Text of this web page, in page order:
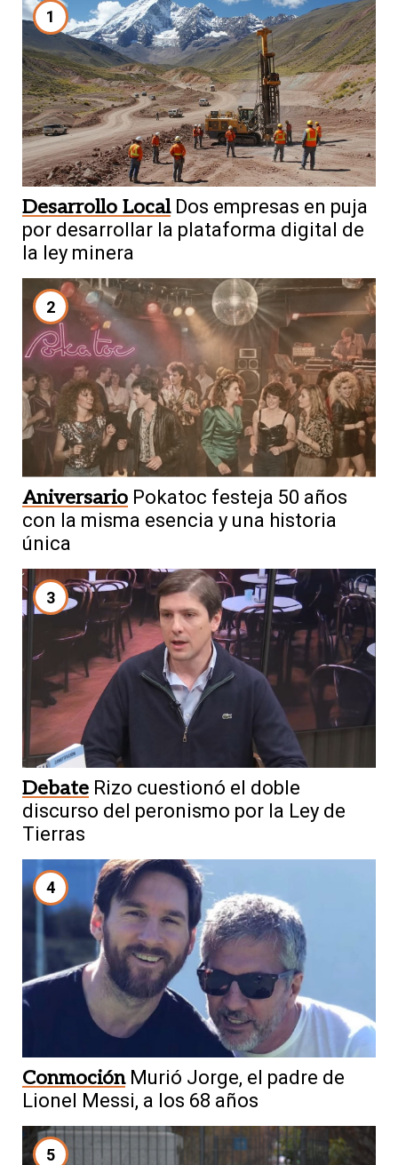
1
Desarrollo Local Dos empresas en puja
por desarrollar la plataforma digital de
la ley minera
2
Aniversario Pokatoc festeja 50 años
con la misma esencia y una historia
única
3
Debate Rizo cuestionó el doble
discurso del peronismo por la Ley de
Tierras
4
Conmoción Murió Jorge, el padre de
Lionel Messi, a los 68 años
5